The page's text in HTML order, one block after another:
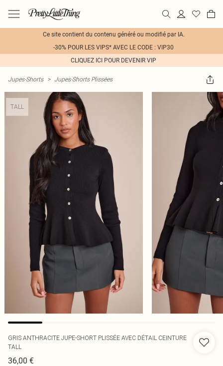
Ce site contient du contenu généré ou modifié par IA.
-30% POUR LES VIPS* AVEC LE CODE : VIP30
CLIQUEZ ICI POUR DEVENIR VIP
Jupes-Shorts > Jupes-Shorts Plissées
TALL
GRIS ANTHRACITE JUPE-SHORT PLISSÉE AVEC DÉTAIL CEINTURE
TALL
36,00 €